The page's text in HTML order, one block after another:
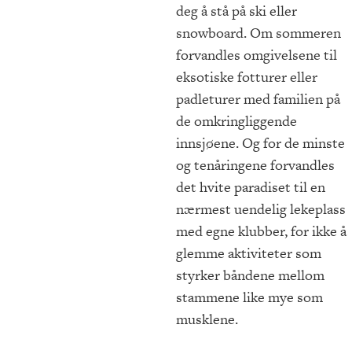
deg å stå på ski eller
snowboard. Om sommeren
forvandles omgivelsene til
eksotiske fotturer eller
padleturer med familien på
de omkringliggende
innsjøene. Og for de minste
og tenåringene forvandles
det hvite paradiset til en
nærmest uendelig lekeplass
med egne klubber, for ikke å
glemme aktiviteter som
styrker båndene mellom
stammene like mye som
musklene.